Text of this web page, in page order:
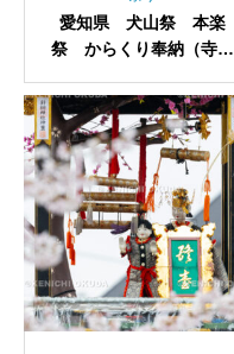
愛知県 犬山祭 本楽
祭 からくり奉納（寺内